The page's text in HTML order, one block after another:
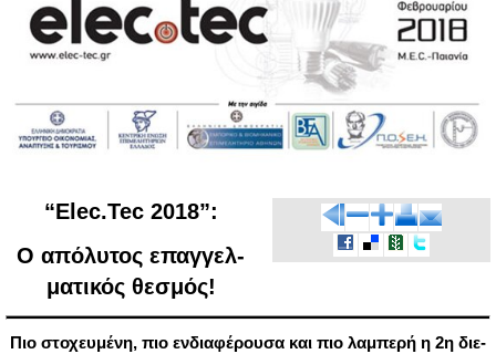
“Elec.Tec 2018”:
Ο από­λυ­τος επαγ­γελ­
μα­τι­κός θε­σμός!
Πιο στο­χευ­μέ­νη, πιο εν­δια­φέ­ρου­σα και πιο λα­μπε­ρή η 2η διε­